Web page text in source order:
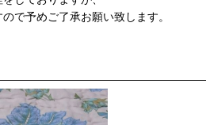
で予めご了承お願い致します。